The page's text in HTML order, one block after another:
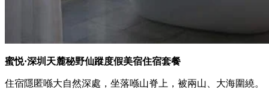
蜜悦·深圳天麓秘野仙蹤度假美宿住宿套餐
住宿隱匿喺大自然深處，坐落喺山脊上，被兩山、大海圍繞。